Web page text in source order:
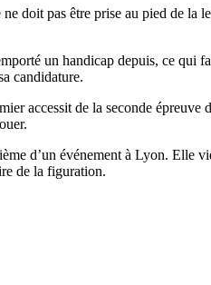
doit pas être prise au pied de la
un handicap depuis, ce
candidature.
accessit de la seconde
d’un événement à Lyon. Elle
de la figuration.